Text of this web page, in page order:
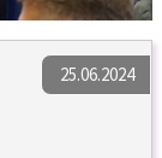
25.06.2024